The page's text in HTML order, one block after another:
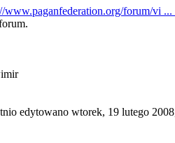
www.paganfederation.org/forum/vi ...
edytowano wtorek, 19 lutego